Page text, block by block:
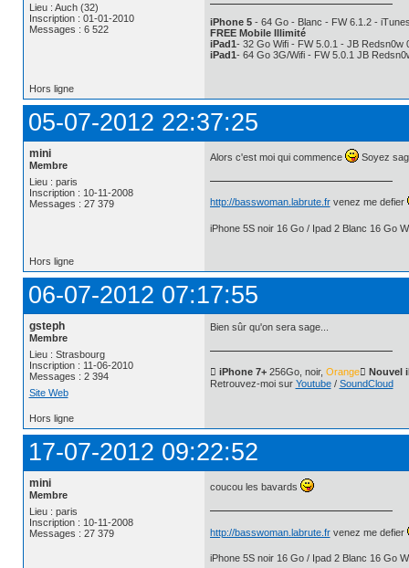
Lieu : Auch (32)
Inscription : 01-01-2010
Messages : 6 522
iPhone 5- 64 Go - Blanc - FW 6.1.2 -
FREE Mobile Illimité
iPad1 - 32 Go Wifi - FW 5.0.1 - JB Redsn0w
iPad1 - 64 Go 3G/Wifi - FW 5.0.1 JB
Hors ligne
05-07-2012 22:37:25
mini
Membre
Lieu : paris
Inscription : 10-11-2008
Messages : 27 379
Alors c'est moi qui commence Soyez
http://basswoman.labrute.frvenez me defier
iPhone 5S noir 16 Go / Ipad 2 Blanc 16 Go
Hors ligne
06-07-2012 07:17:55
gsteph
Membre
Lieu : Strasbourg
Inscription : 11-06-2010
Messages : 2 394
Site Web
Bien sûr qu'on sera sage...
 iPhone 7+256Go, noir, Orange Nouvel
Retrouvez-moi sur Youtube/ SoundCloud
Hors ligne
17-07-2012 09:22:52
mini
Membre
Lieu : paris
Inscription : 10-11-2008
Messages : 27 379
coucou les bavards
http://basswoman.labrute.frvenez me defier
iPhone 5S noir 16 Go / Ipad 2 Blanc 16 Go